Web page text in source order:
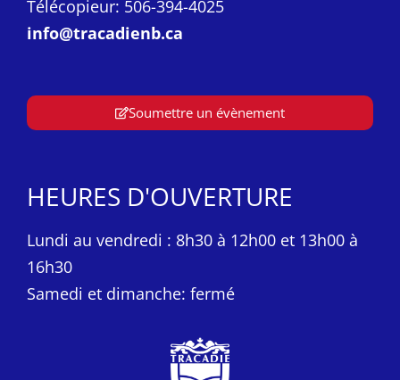
Télécopieur: 506-394-4025
info@tracadienb.ca
Soumettre un évènement
HEURES D'OUVERTURE
Lundi au vendredi : 8h30 à 12h00 et 13h00 à
16h30
Samedi et dimanche: fermé